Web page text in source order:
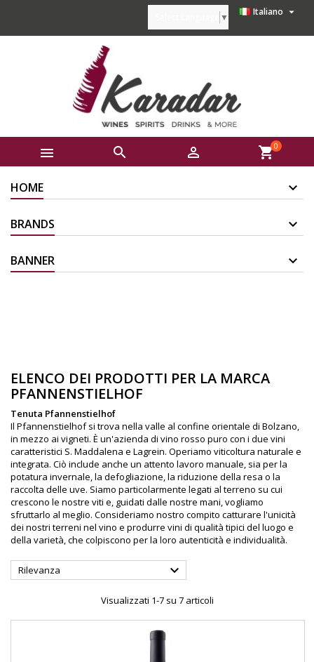
Italiano 
▼
   shopping_cart0
HOME
BRANDS
BANNER
ELENCO DEI PRODOTTI PER LA MARCA
PFANNENSTIELHOF
Tenuta Pfannenstielhof
Il Pfannenstielhof si trova nella valle al confine orientale di Bolzano,
in mezzo ai vigneti. È un'azienda di vino rosso puro con i due vini
caratteristici S. Maddalena e Lagrein. Operiamo viticoltura naturale e
integrata. Ciò include anche un attento lavoro manuale, sia per la
potatura invernale, la defogliazione, la riduzione della resa o la
raccolta delle uve. Siamo particolarmente legati al terreno su cui
crescono le nostre viti e, guidati dalle nostre mani, vogliamo
sfruttarlo al meglio. Consideriamo nostro compito catturare l'unicità
dei nostri terreni nel vino e produrre vini di qualità tipici del luogo e
della varietà, che colpiscono per la loro autenticità e individualità.
Rilevanza 
Visualizzati 1-7 su 7 articoli